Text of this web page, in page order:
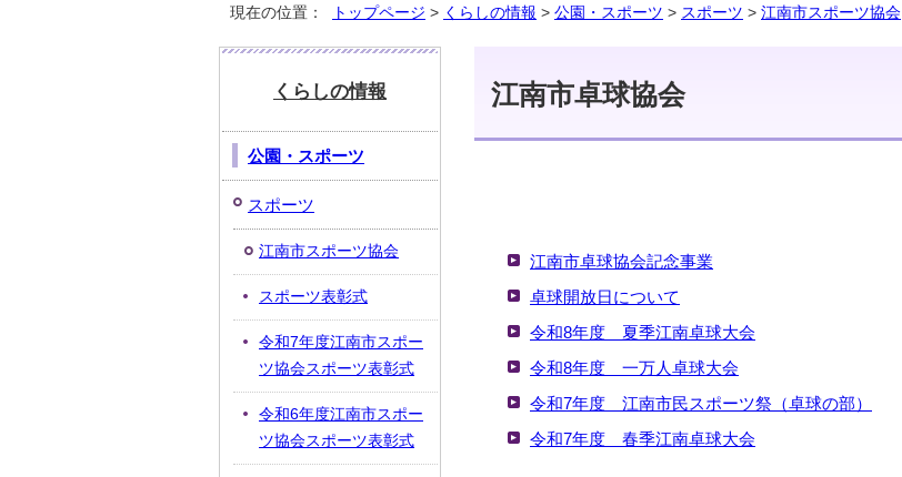
現在の位置： トップページ > くらしの情報 > 公園・スポーツ > スポーツ > 江南市スポーツ協会
江南市卓球協会
江南市卓球協会記念事業
卓球開放日について
令和8年度 夏季江南卓球大会
令和8年度 一万人卓球大会
令和7年度 江南市民スポーツ祭（卓球の部）
令和7年度 春季江南卓球大会
くらしの情報
公園・スポーツ
スポーツ
江南市スポーツ協会
スポーツ表彰式
令和7年度江南市スポー
ツ協会スポーツ表彰式
令和6年度江南市スポー
ツ協会スポーツ表彰式